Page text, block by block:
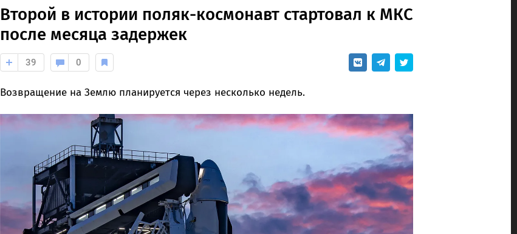
Второй в истории поляк-космонавт стартовал к МКС
после месяца задержек
39 0
Возвращение на Землю планируется через несколько недель.